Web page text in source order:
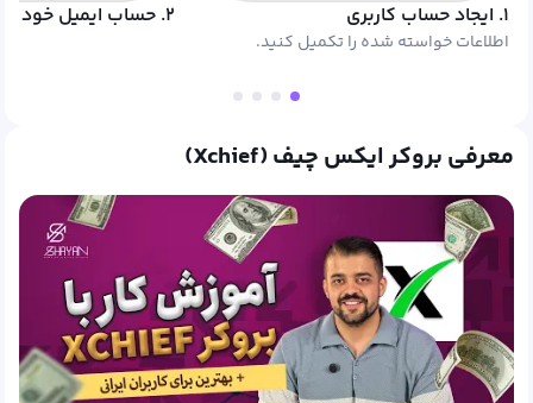
۱. ایجاد حساب کاربری
اطلاعات خواسته شده را تکمیل کنید.
۲. حساب ایمیل خود را چک کنید.
معرفی بروکر ایکس چیف (Xchief)